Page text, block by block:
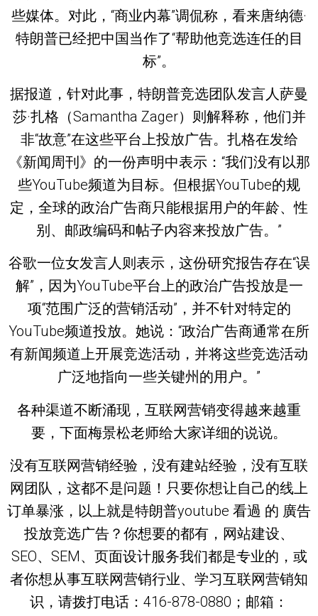
些媒体。对此，“商业内幕”调侃称，看来唐纳德·
特朗普已经把中国当作了“帮助他竞选连任的目
标”。
据报道，针对此事，特朗普竞选团队发言人萨曼
莎·扎格（Samantha Zager）则解释称，他们并
非“故意”在这些平台上投放广告。扎格在发给
《新闻周刊》的一份声明中表示：“我们没有以那
些YouTube频道为目标。但根据YouTube的规
定，全球的政治广告商只能根据用户的年龄、性
别、邮政编码和帖子内容来投放广告。”
谷歌一位女发言人则表示，这份研究报告存在“误
解”，因为YouTube平台上的政治广告投放是一
项“范围广泛的营销活动”，并不针对特定的
YouTube频道投放。她说：“政治广告商通常在所
有新闻频道上开展竞选活动，并将这些竞选活动
广泛地指向一些关键州的用户。”
各种渠道不断涌现，互联网营销变得越来越重
要，下面梅景松老师给大家详细的说说。
没有互联网营销经验，没有建站经验，没有互联
网团队，这都不是问题！只要你想让自己的线上
订单暴涨，以上就是特朗普youtube 看過 的 廣告
投放竞选广告？你想要的都有，网站建设、
SEO、SEM、页面设计服务我们都是专业的，或
者你想从事互联网营销行业、学习互联网营销知
识，请拨打电话：416-878-0880；邮箱：